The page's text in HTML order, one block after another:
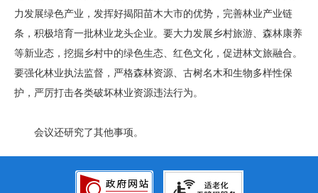
力发展绿色产业，发挥好揭阳苗木大市的优势，完善林业产业链
条，积极培育一批林业龙头企业。要大力发展乡村旅游、森林康养
等新业态，挖掘乡村中的绿色生态、红色文化，促进林文旅融合。
要强化林业执法监督，严格森林资源、古树名木和生物多样性保
护，严厉打击各类破坏林业资源违法行为。
会议还研究了其他事项。